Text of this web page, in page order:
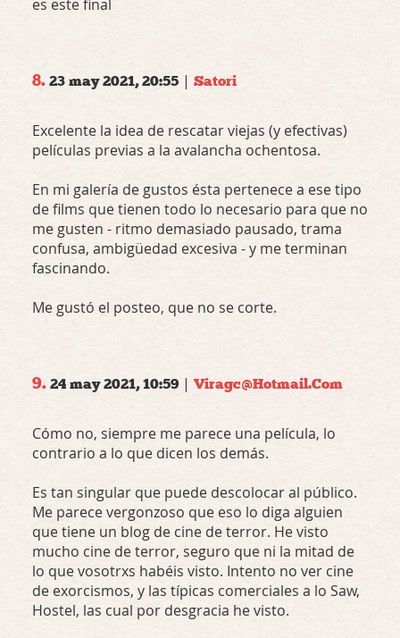
es este final
8. 23 may 2021, 20:55 | Satori
Excelente la idea de rescatar viejas (y efectivas)
películas previas a la avalancha ochentosa.
En mi galería de gustos ésta pertenece a ese tipo
de films que tienen todo lo necesario para que no
me gusten - ritmo demasiado pausado, trama
confusa, ambigüedad excesiva - y me terminan
fascinando.
Me gustó el posteo, que no se corte.
9. 24 may 2021, 10:59|Viragc@hotmail.com
Cómo no, siempre me parece una película, lo
contrario a lo que dicen los demás.
Es tan singular que puede descolocar al público.
Me parece vergonzoso que eso lo diga alguien
que tiene un blog de cine de terror. He visto
mucho cine de terror, seguro que ni la mitad de
lo que vosotrxs habéis visto. Intento no ver cine
de exorcismos, y las típicas comerciales a lo Saw,
Hostel, las cual por desgracia he visto.